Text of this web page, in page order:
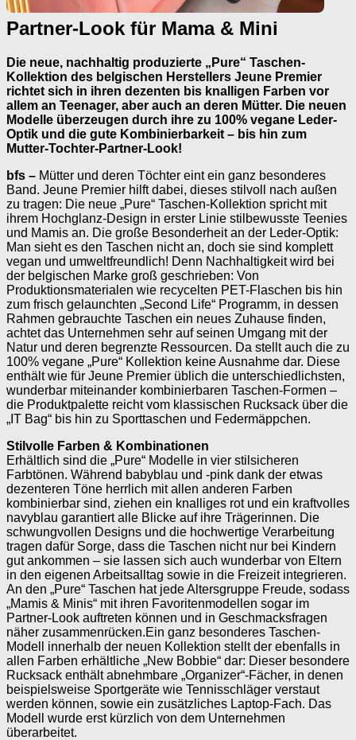
Partner-Look für Mama & Mini
Die neue, nachhaltig produzierte „Pure“ Taschen-
Kollektion des belgischen Herstellers Jeune Premier
richtet sich in ihren dezenten bis knalligen Farben vor
allem an Teenager, aber auch an deren Mütter. Die neuen
Modelle überzeugen durch ihre zu 100% vegane Leder-
Optik und die gute Kombinierbarkeit – bis hin zum
Mutter-Tochter-Partner-Look!
bfs – Mütter und deren Töchter eint ein ganz besonderes
Band. Jeune Premier hilft dabei, dieses stilvoll nach außen
zu tragen: Die neue „Pure“ Taschen-Kollektion spricht mit
ihrem Hochglanz-Design in erster Linie stilbewusste Teenies
und Mamis an. Die große Besonderheit an der Leder-Optik:
Man sieht es den Taschen nicht an, doch sie sind komplett
vegan und umweltfreundlich! Denn Nachhaltigkeit wird bei
der belgischen Marke groß geschrieben: Von
Produktionsmaterialen wie recycelten PET-Flaschen bis hin
zum frisch gelaunchten „Second Life“ Programm, in dessen
Rahmen gebrauchte Taschen ein neues Zuhause finden,
achtet das Unternehmen sehr auf seinen Umgang mit der
Natur und deren begrenzte Ressourcen. Da stellt auch die zu
100% vegane „Pure“ Kollektion keine Ausnahme dar. Diese
enthält wie für Jeune Premier üblich die unterschiedlichsten,
wunderbar miteinander kombinierbaren Taschen-Formen –
die Produktpalette reicht vom klassischen Rucksack über die
„IT Bag“ bis hin zu Sporttaschen und Federmäppchen.
Stilvolle Farben & Kombinationen
Erhältlich sind die „Pure“ Modelle in vier stilsicheren
Farbtönen. Während babyblau und -pink dank der etwas
dezenteren Töne herrlich mit allen anderen Farben
kombinierbar sind, ziehen ein knalliges rot und ein kraftvolles
navyblau garantiert alle Blicke auf ihre Trägerinnen. Die
schwungvollen Designs und die hochwertige Verarbeitung
tragen dafür Sorge, dass die Taschen nicht nur bei Kindern
gut ankommen – sie lassen sich auch wunderbar von Eltern
in den eigenen Arbeitsalltag sowie in die Freizeit integrieren.
An den „Pure“ Taschen hat jede Altersgruppe Freude, sodass
„Mamis & Minis“ mit ihren Favoritenmodellen sogar im
Partner-Look auftreten können und in Geschmacksfragen
näher zusammenrücken.Ein ganz besonderes Taschen-
Modell innerhalb der neuen Kollektion stellt der ebenfalls in
allen Farben erhältliche „New Bobbie“ dar: Dieser besondere
Rucksack enthält abnehmbare „Organizer“-Fächer, in denen
beispielsweise Sportgeräte wie Tennisschläger verstaut
werden können, sowie ein zusätzliches Laptop-Fach. Das
Modell wurde erst kürzlich von dem Unternehmen
überarbeitet.